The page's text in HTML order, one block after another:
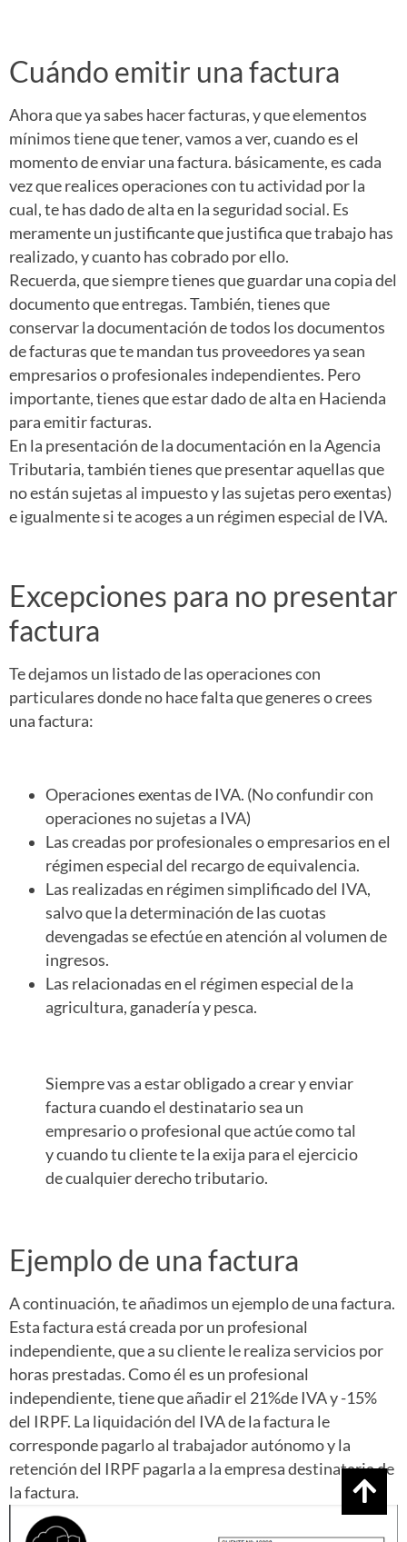
Cuándo emitir una factura
Ahora que ya sabes hacer facturas, y que elementos
mínimos tiene que tener, vamos a ver, cuando es el
momento de enviar una factura. básicamente, es cada
vez que realices operaciones con tu actividad por la
cual, te has dado de alta en la seguridad social. Es
meramente un justificante que justifica que trabajo has
realizado, y cuanto has cobrado por ello.
Recuerda, que siempre tienes que guardar una copia del
documento que entregas. También, tienes que
conservar la documentación de todos los documentos
de facturas que te mandan tus proveedores ya sean
empresarios o profesionales independientes. Pero
importante, tienes que estar dado de alta en Hacienda
para emitir facturas.
En la presentación de la documentación en la Agencia
Tributaria, también tienes que presentar aquellas que
no están sujetas al impuesto y las sujetas pero exentas)
e igualmente si te acoges a un régimen especial de IVA.
Excepciones para no presentar
factura
Te dejamos un listado de las operaciones con
particulares donde no hace falta que generes o crees
una factura:
Operaciones exentas de IVA. (No confundir con
operaciones no sujetas a IVA)
Las creadas por profesionales o empresarios en el
régimen especial del recargo de equivalencia.
Las realizadas en régimen simplificado del IVA,
salvo que la determinación de las cuotas
devengadas se efectúe en atención al volumen de
ingresos.
Las relacionadas en el régimen especial de la
agricultura, ganadería y pesca.
Siempre vas a estar obligado a crear y enviar
factura cuando el destinatario sea un
empresario o profesional que actúe como tal
y cuando tu cliente te la exija para el ejercicio
de cualquier derecho tributario.
Ejemplo de una factura
A continuación, te añadimos un ejemplo de una factura.
Esta factura está creada por un profesional
independiente, que a su cliente le realiza servicios por
horas prestadas. Como él es un profesional
independiente, tiene que añadir el 21%de IVA y -15%
del IRPF. La liquidación del IVA de la factura le
corresponde pagarlo al trabajador autónomo y la
retención del IRPF pagarla a la empresa destinataria de
la factura.